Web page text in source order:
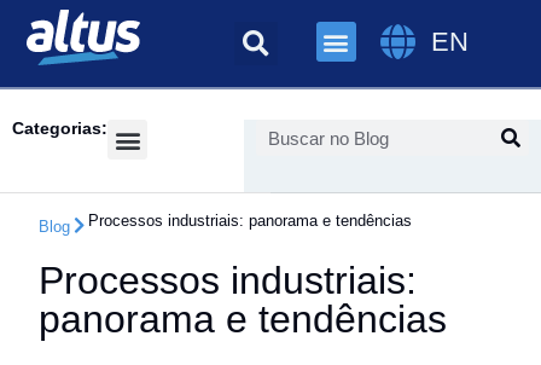
EN
Categorias:
Blog Processos industriais: panorama e tendências
Processos industriais:
panorama e tendências